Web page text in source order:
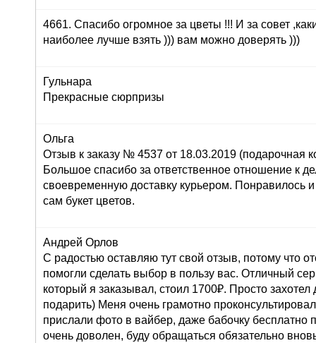
4661. Спасибо огромное за цветы !!! И за совет
наиболее лучше взять ))) вам можно доверять )))
Гульнара
Прекрасные сюрпризы
Ольга
Отзыв к заказу № 4537 от 18.03.2019 (подарочная
Большое спасибо за ответственное отношение к
своевременную доставку курьером. Понравилось
сам букет цветов.
Андрей Орлов
С радостью оставляю тут свой отзыв, потому что
помогли сделать выбор в пользу вас. Отличный
который я заказывал, стоил 1700₽. Просто
подарить) Меня очень грамотно
прислали фото в вайбер, даже бабочку бесплатно
очень доволен, буду обращаться обязательно